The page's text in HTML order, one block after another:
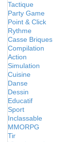
Tactique
Party Game
Point & Click
Rythme
Casse Briques
Compilation
Action
Simulation
Cuisine
Danse
Dessin
Educatif
Sport
Inclassable
MMORPG
Tir